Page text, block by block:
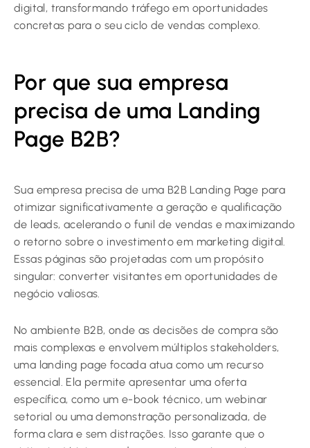
digital, transformando tráfego em oportunidades
concretas para o seu ciclo de vendas complexo.
Por que sua empresa
precisa de uma Landing
Page B2B?
Sua empresa precisa de uma B2B Landing Page para
otimizar significativamente a geração e qualificação
de leads, acelerando o funil de vendas e maximizando
o retorno sobre o investimento em marketing digital.
Essas páginas são projetadas com um propósito
singular: converter visitantes em oportunidades de
negócio valiosas.
No ambiente B2B, onde as decisões de compra são
mais complexas e envolvem múltiplos stakeholders,
uma landing page focada atua como um recurso
essencial. Ela permite apresentar uma oferta
específica, como um e-book técnico, um webinar
setorial ou uma demonstração personalizada, de
forma clara e sem distrações. Isso garante que o